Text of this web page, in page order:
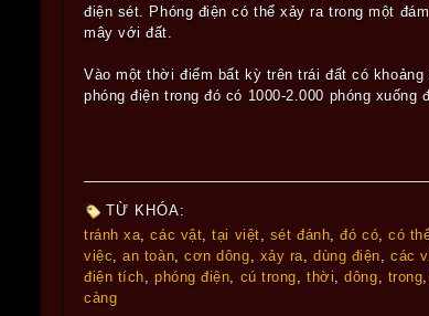
điện sét. Phóng điện có thể xảy ra trong một
mây với đất.
Vào một thời điểm bất kỳ trên trái đất có
phóng điện trong đó có 1000-2.000 phóng
TỪ KHÓA:
tránh xa,các vật,tại việt, sét đánh,đó có,có
việc,an toàn,cơn dông, xảy ra,dùng điện,các
điện tích,phóng điện, cú trong,thời,dông, trong,
càng